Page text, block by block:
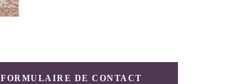
FORMULAIRE DE CONTACT